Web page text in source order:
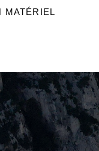
MATÉRIEL